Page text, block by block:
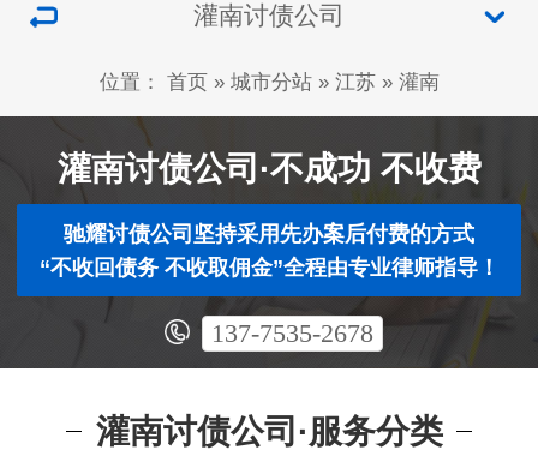
灌南讨债公司
位置： 首页» 城市分站» 江苏» 灌南
灌南讨债公司·不成功 不收费
驰耀讨债公司坚持采用先办案后付费的方式
“不收回债务 不收取佣金”全程由专业律师指导！
137-7535-2678
灌南讨债公司·服务分类